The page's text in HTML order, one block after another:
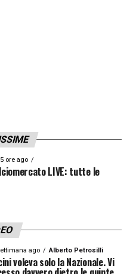
5 ore ago
LIVE: tutte le
ago Alberto Petrosilli
voleva solo la Nazionale. Vi